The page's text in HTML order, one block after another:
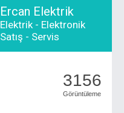
Ercan Elektrik
Elektrik - Elektronik
Satış - Servis
3156
Görüntüleme